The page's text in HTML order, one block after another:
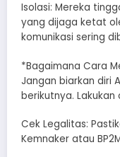
​Isolasi: Mereka
yang dijaga ketat
komunikasi sering
*​Bagaimana Cara
​Jangan biarkan diri
berikutnya.
​Cek Legalitas:
Kemnaker atau